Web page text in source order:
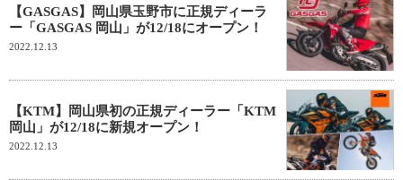
【GASGAS】岡山県玉野市に正規ディーラ
ー「GASGAS 岡山」が12/18にオープン！
2022.12.13
【KTM】岡山県初の正規ディーラー「KTM
岡山」が12/18に新規オープン！
2022.12.13